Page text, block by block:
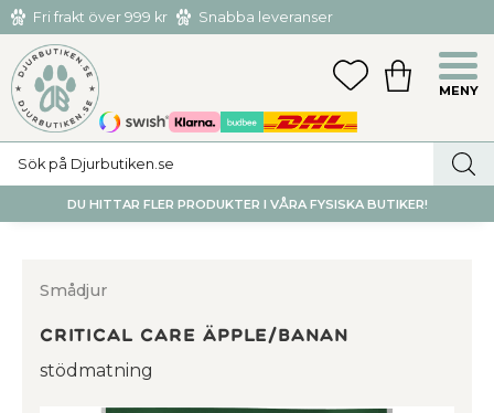
Meny
Fri frakt över 999 kr
Snabba leveranser
Hämta och returnera i butiken i Tumba eller Huddinge C
FAVORITER
KUNDVAGN
DU HITTAR FLER PRODUKTER I VÅRA FYSISKA BUTIKER!
Smådjur
Critical Care Äpple/banan
stödmatning